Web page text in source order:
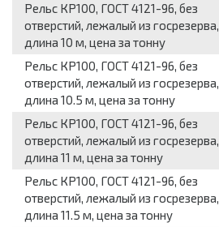
Рельс КР100, ГОСТ 4121-96, без
отверстий, лежалый из госрезерва,
длина 10 м, цена за тонну
Рельс КР100, ГОСТ 4121-96, без
отверстий, лежалый из госрезерва,
длина 10.5 м, цена за тонну
Рельс КР100, ГОСТ 4121-96, без
отверстий, лежалый из госрезерва,
длина 11 м, цена за тонну
Рельс КР100, ГОСТ 4121-96, без
отверстий, лежалый из госрезерва,
длина 11.5 м, цена за тонну